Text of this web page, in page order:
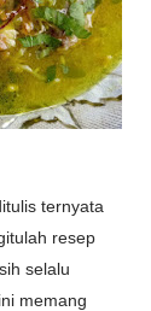
ternyata
resep
selalu
memang